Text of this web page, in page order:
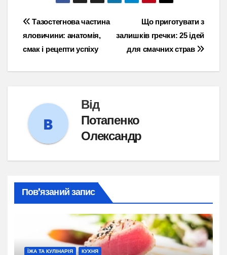
Навігація
записів
Що приготувати з
залишків гречки: 25 ідей
для смачних страв
Тазостегнова частина
яловичини: анатомія,
смак і рецепти успіху
Від
Потапенко
Олександр
Пов’язаний запис
ЇЖА ТА КУЛІНАРІЯ КУХНЯ